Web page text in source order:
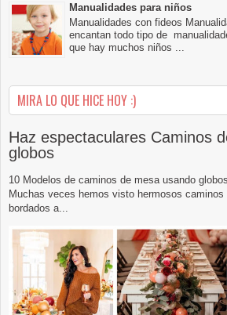
Manualidades para niños
Manualidades con fideos
encantan todo tipo de
que hay muchos niños ...
MIRA LO QUE HICE HOY :)
Haz espectaculares Caminos
globos
10 Modelos de caminos de mesa usando
Muchas veces hemos visto hermosos
bordados a...